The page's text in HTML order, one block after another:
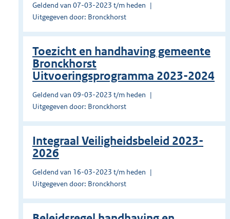
Geldend van 07-03-2023 t/m heden
Uitgegeven door: Bronckhorst
Toezicht en handhaving gemeente
Bronckhorst
Uitvoeringsprogramma 2023-2024
Geldend van 09-03-2023 t/m heden
Uitgegeven door: Bronckhorst
Integraal Veiligheidsbeleid 2023-
2026
Geldend van 16-03-2023 t/m heden
Uitgegeven door: Bronckhorst